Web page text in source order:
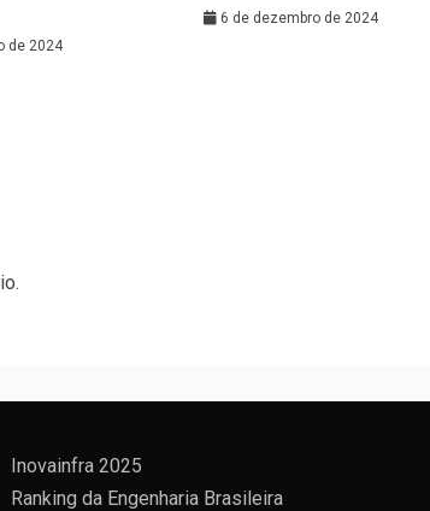
de 2024
6 de dezembro de 2024
Inovainfra 2025
Ranking da Engenharia Brasileira